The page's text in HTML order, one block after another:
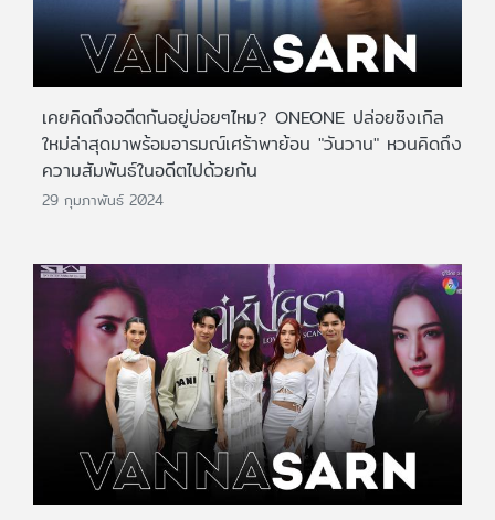
เคยคิดถึงอดีตกันอยู่บ่อยๆไหม? ONEONE ปล่อยซิงเกิล
ใหม่ล่าสุดมาพร้อมอารมณ์เศร้าพาย้อน "วันวาน" หวนคิดถึง
ความสัมพันธ์ในอดีตไปด้วยกัน
29 กุมภาพันธ์ 2024